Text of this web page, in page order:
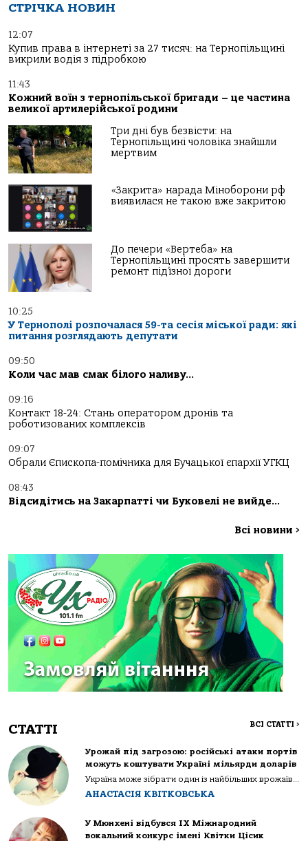
СТРІЧКА НОВИН
12:07
Купив права в інтернеті за 27 тисяч: на Тернопільщині
викрили водія з підробкою
11:43
Кожний воїн з тернопільської бригади – це частина
великої артилерійської родини
Три дні був безвісти: на
Тернопільщині чоловіка знайшли
мертвим
«Закрита» нарада Міноборони рф
виявилася не такою вже закритою
До печери «Вертеба» на
Тернопільщині просять завершити
ремонт під’їзної дороги
10:25
У Тернополі розпочалася 59-та сесія міської ради: які
питання розглядають депутати
09:50
Коли час мав смак білого наливу…
09:16
Контакт 18-24: Стань оператором дронів та
роботизованих комплексів
09:07
Обрали Єпископа-помічника для Бучацької єпархії УГКЦ
08:43
Відсидітись на Закарпатті чи Буковелі не вийде…
Всі новини >
СТАТТІ ВСІ СТАТТІ >
Урожай під загрозою: російські атаки портів
можуть коштувати Україні мільярди доларів
Україна може зібрати один із найбільших врожаїв...
АНАСТАСІЯ КВІТКОВСЬКА
У Мюнхені відбувся IX Міжнародний
вокальний конкурс імені Квітки Цісик